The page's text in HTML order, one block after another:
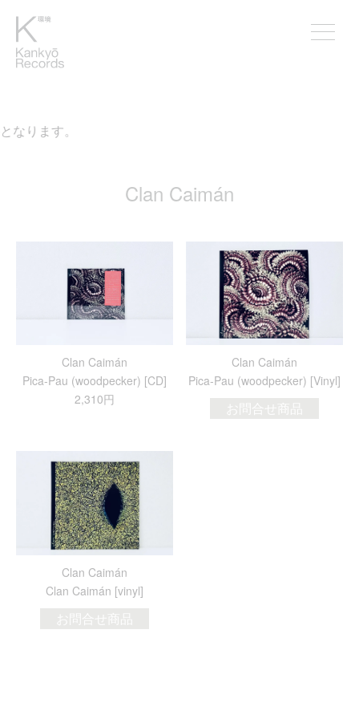
なります。
Clan Caimán
Clan Caimán
Pica​-​Pau (woodpecker) [CD]
2,310円
Clan Caimán
Pica​-​Pau (woodpecker) [Vinyl]
お問合せ商品
Clan Caimán
Clan Caimán [vinyl]
お問合せ商品